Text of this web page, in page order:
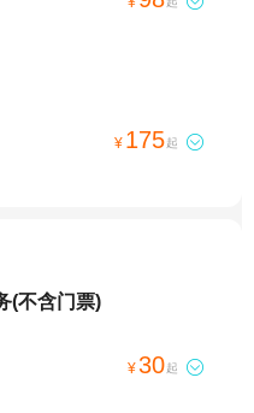
¥ 175起 
(不含门票)
¥30起 